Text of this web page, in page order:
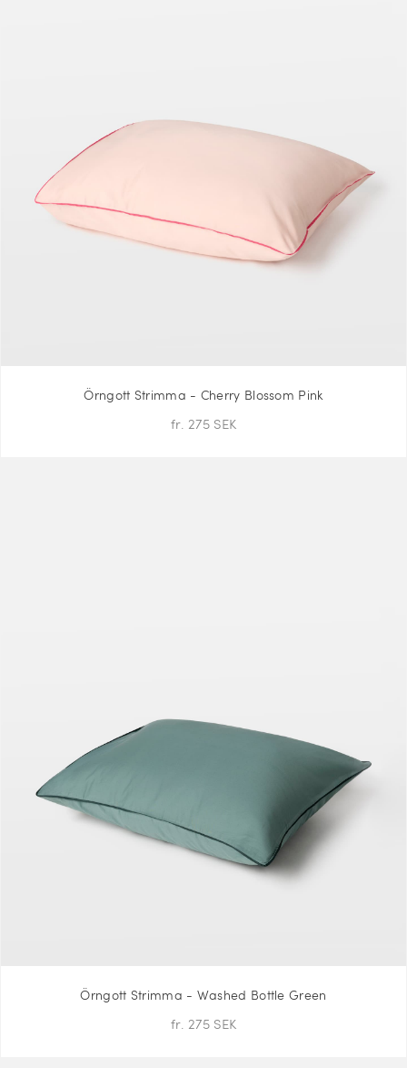
Örngott Strimma - Cherry Blossom Pink
fr. 275 SEK
Örngott Strimma - Washed Bottle Green
fr. 275 SEK